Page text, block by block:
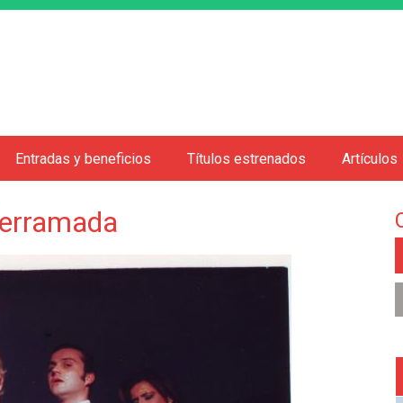
Entradas y beneficios Títulos estrenados Artículos